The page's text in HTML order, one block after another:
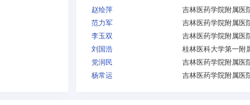
赵绘萍
吉林医药学院附属医
范力军
吉林医药学院附属医
李玉双
吉林医药学院附属医
刘国浩
党润民
吉林医药学院附属医
杨常运
吉林医药学院附属医